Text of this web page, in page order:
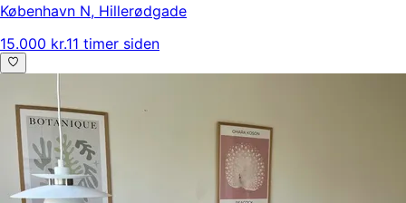
København N, Hillerødgade
15.000 kr.11 timer siden